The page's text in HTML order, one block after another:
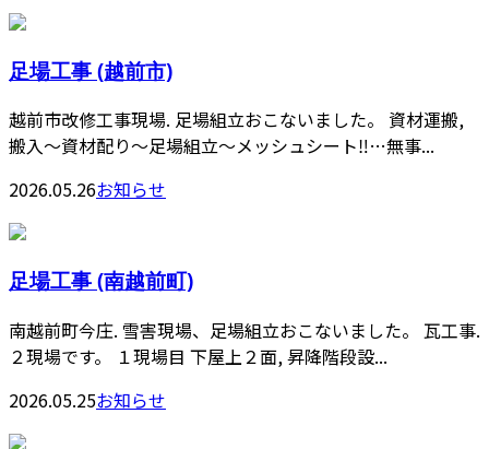
足場工事 (越前市)
越前市改修工事現場. 足場組立おこないました。 資材運搬,
搬入〜資材配り〜足場組立〜メッシュシート‼️…無事...
2026.05.26お知らせ
足場工事 (南越前町)
南越前町今庄. 雪害現場、足場組立おこないました。 瓦工事.
２現場です。 １現場目 下屋上２面, 昇降階段設...
2026.05.25お知らせ